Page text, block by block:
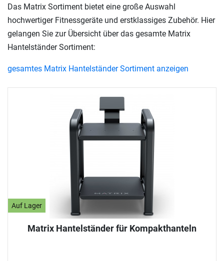
Auf Lager
Matrix Hantelständer für Kompakthanteln
Das Matrix Sortiment bietet eine große Auswahl
hochwertiger Fitnessgeräte und erstklassiges Zubehör. Hier
gelangen Sie zur Übersicht über das gesamte Matrix
Hantelständer Sortiment:
gesamtes Matrix Hantelständer Sortiment anzeigen